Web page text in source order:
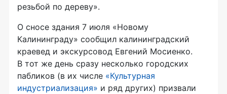
резьбой по дереву».
О сносе здания 7 июля «Новому
Калининграду» сообщил калининградский
краевед и экскурсовод Евгений Мосиенко.
В тот же день сразу несколько городских
пабликов (в их числе «Культурная
индустриализация» и ряд других) призвали